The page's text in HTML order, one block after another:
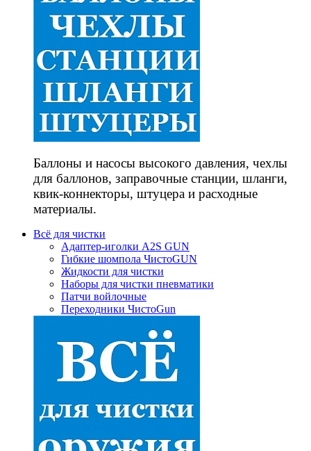
Баллоны и насосы высокого давления, чехлы
для баллонов, заправочные станции, шланги,
квик-коннекторы, штуцера и расходные
материалы.
Всё для чистки
Адаптер-иголки A2S GUN
Гибкие шомпола ЧистоGUN
Жидкости для чистки
Наборы для чистки пневматики
Патчи войлочные
Переходники ЧистоGun